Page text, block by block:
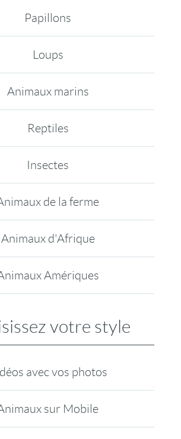
Papillons
Loups
Animaux marins
Reptiles
Insectes
de la ferme
Animaux d'Afrique
Amériques
votre style
avec vos photos
sur Mobile